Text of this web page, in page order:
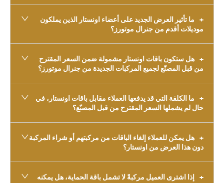
ما تأثير العرض الجديد على أعضاء اونستار الذين يملكون
موديلات أقدم من جنرال موتورز؟
هل ستكون باقات اونستار مشمولة ضمن السعر المقترح
من قبل المصنّع لجميع المركبات الجديدة من جنرال موتورز؟
ما الكلفة التي قد يدفعها العملاء مقابل باقات اونستار، في
حال لم يشملها السعر المقترح من قبل المصنّع؟
هل يمكن للعملاء إلغاء الباقات من مركبتهم أو شراء المركبة
دون هذا العرض من اونستار؟
إذا اشترى العميل مركبةً لا تشمل باقة الحماية، هل يمكنه